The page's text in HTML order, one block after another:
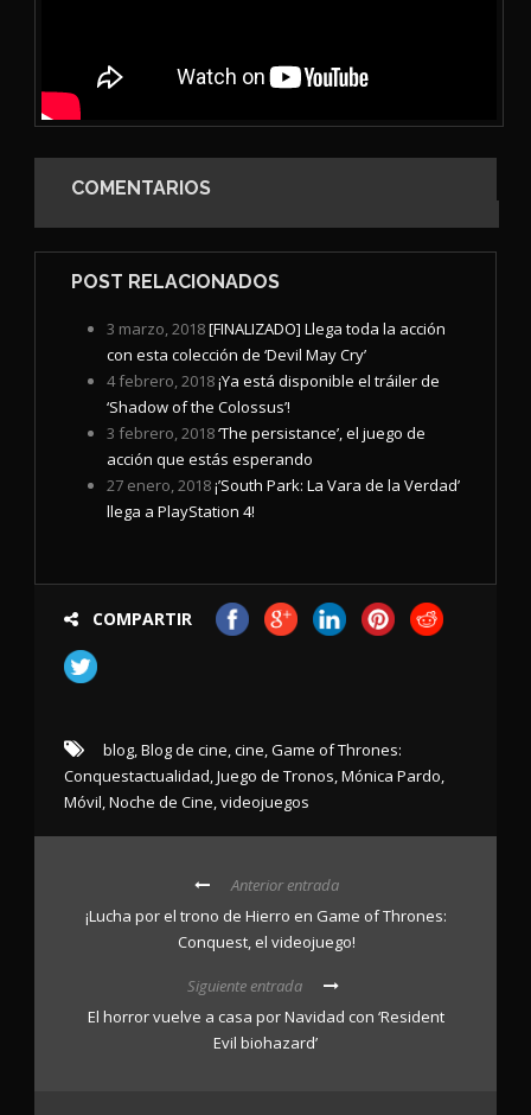
COMENTARIOS
POST RELACIONADOS
3 marzo, 2018[FINALIZADO] Llega toda la acción
con esta colección de ‘Devil May Cry’
4 febrero, 2018¡Ya está disponible el tráiler de
‘Shadow of the Colossus’!
3 febrero, 2018‘The persistance’, el juego de
acción que estás esperando
27 enero, 2018¡’South Park: La Vara de la Verdad’
llega a PlayStation 4!
COMPARTIR
blog,Blog de cine,cine,Game of Thrones:
Conquestactualidad,Juego de Tronos,Mónica Pardo,
Móvil,Noche de Cine,videojuegos
Anterior entrada
¡Lucha por el trono de Hierro en Game of Thrones:
Conquest, el videojuego!
Siguiente entrada
El horror vuelve a casa por Navidad con ‘Resident
Evil biohazard’